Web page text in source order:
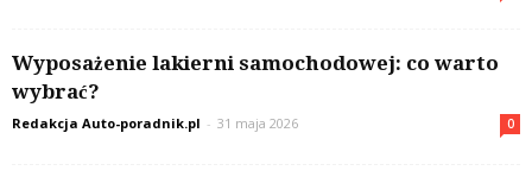
Wyposażenie lakierni samochodowej: co warto
wybrać?
Redakcja Auto-poradnik.pl - 31 maja 2026 0